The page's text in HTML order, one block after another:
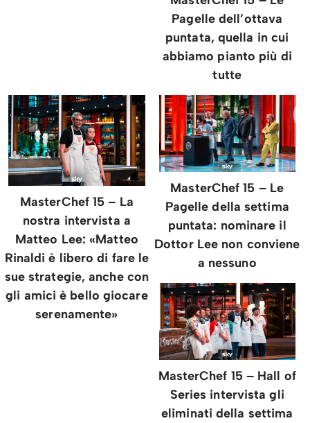
Pagelle dell’ottava
puntata, quella in cui
abbiamo pianto più di
tutte
MasterChef 15 – La
nostra intervista a
Matteo Lee: «Matteo
Rinaldi è libero di fare le
sue strategie, anche con
gli amici è bello giocare
serenamente»
MasterChef 15 – Le
Pagelle della settima
puntata: nominare il
Dottor Lee non conviene
a nessuno
MasterChef 15 – Hall of
Series intervista gli
eliminati della settima